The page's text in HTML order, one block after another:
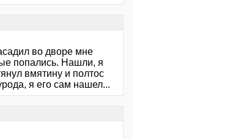
во дворе мне
попались. Нашли, я
вмятину и полтос
я его сам нашел...